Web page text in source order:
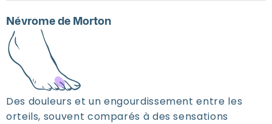
Névrome de Morton
Des douleurs et un engourdissement entre les
orteils, souvent comparés à des sensations